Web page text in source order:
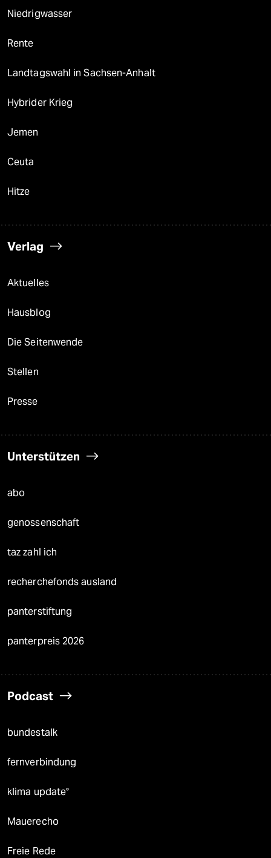
Niedrigwasser
Rente
Landtagswahl in Sachsen-Anhalt
Hybrider Krieg
Jemen
Ceuta
Hitze
Verlag
Aktuelles
Hausblog
Die Seitenwende
Stellen
Presse
Unterstützen
abo
genossenschaft
taz zahl ich
recherchefonds ausland
panterstiftung
panterpreis 2026
Podcast
bundestalk
fernverbindung
klima update°
Mauerecho
Freie Rede